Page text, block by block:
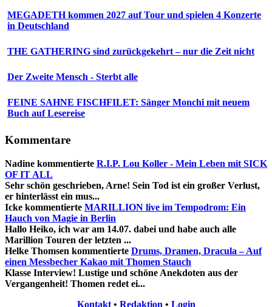
MEGADETH kommen 2027 auf Tour und spielen 4 Konzerte
in Deutschland
THE GATHERING sind zurückgekehrt – nur die Zeit nicht
Der Zweite Mensch - Sterbt alle
FEINE SAHNE FISCHFILET: Sänger Monchi mit neuem
Buch auf Lesereise
Kommentare
Nadine kommentierte R.I.P. Lou Koller - Mein Leben mit SICK
OF IT ALL
Sehr schön geschrieben, Arne! Sein Tod ist ein großer Verlust,
er hinterlässt ein mus...
Icke kommentierte MARILLION live im Tempodrom: Ein
Hauch von Magie in Berlin
Hallo Heiko, ich war am 14.07. dabei und habe auch alle
Marillion Touren der letzten ...
Helke Thomsen kommentierte Drums, Dramen, Dracula – Auf
einen Messbecher Kakao mit Thomen Stauch
Klasse Interview! Lustige und schöne Anekdoten aus der
Vergangenheit! Thomen redet ei...
Kontakt• Redaktion • Login